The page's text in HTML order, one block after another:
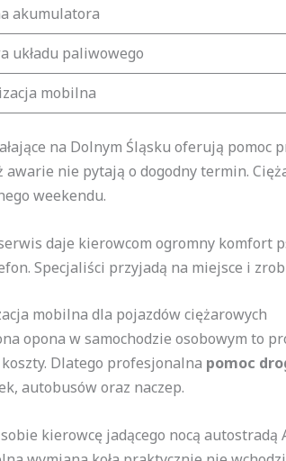
akumulatora
układu paliwowego
mobilna
na Dolnym Śląsku oferują
awarie nie pytają o dogodny termin.
weekendu.
daje kierowcom ogromny komfort
Specjaliści przyjadą na miejsce i
mobilna dla pojazdów ciężarowych
opona w samochodzie osobowym to
Dlatego profesjonalna pomoc
autobusów oraz naczep.
kierowcę jadącego nocą